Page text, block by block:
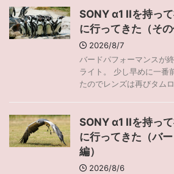
SONY α1 IIを持っ
に行ってきた（その
2026/8/7
バードパフォーマンスが
ライト。 少し早めに一番
たのでレンズは再びタム
SONY α1 IIを持っ
に行ってきた（バ
編）
2026/8/6